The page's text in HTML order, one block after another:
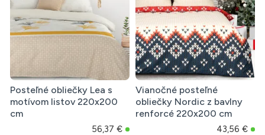
Posteľné obliečky Lea s
motívom listov 220x200
cm
56,37 €
Vianočné posteľné
obliečky Nordic z bavlny
renforcé 220x200 cm
43,56 €